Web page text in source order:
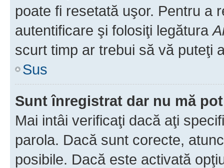
poate fi resetată uşor. Pentru a
autentificare şi folosiţi legătura
scurt timp ar trebui să vă puteţi
Sus
Sunt înregistrat dar nu mă
Mai intâi verificaţi dacă aţi
parola. Dacă sunt corecte,
posibile. Dacă este activată